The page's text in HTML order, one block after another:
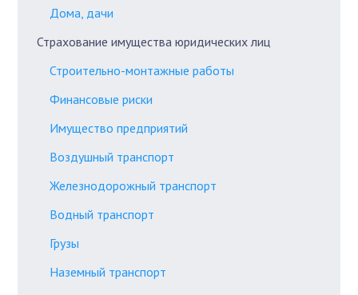
Дома, дачи
Страхование имущества юридических лиц
Строительно-монтажные работы
Финансовые риски
Имущество предприятий
Воздушный транспорт
Железнодорожный транспорт
Водный транспорт
Грузы
Наземный транспорт